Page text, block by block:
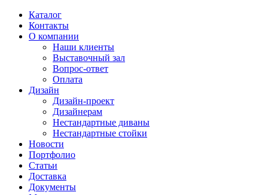
Каталог
Контакты
О компании
Наши клиенты
Выставочный зал
Вопрос-ответ
Оплата
Дизайн
Дизайн-проект
Дизайнерам
Нестандартные диваны
Нестандартные стойки
Новости
Портфолио
Статьи
Доставка
Документы